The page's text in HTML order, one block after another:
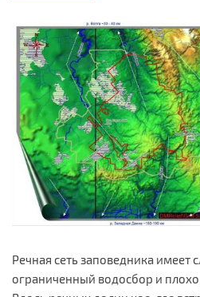
Речная сеть заповедника имеет
ограниченный водосбор и